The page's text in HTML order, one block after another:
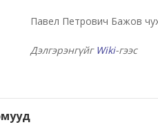
Павел Петрович Бажов
Дэлгэрэнгүйг Wiki-гээс